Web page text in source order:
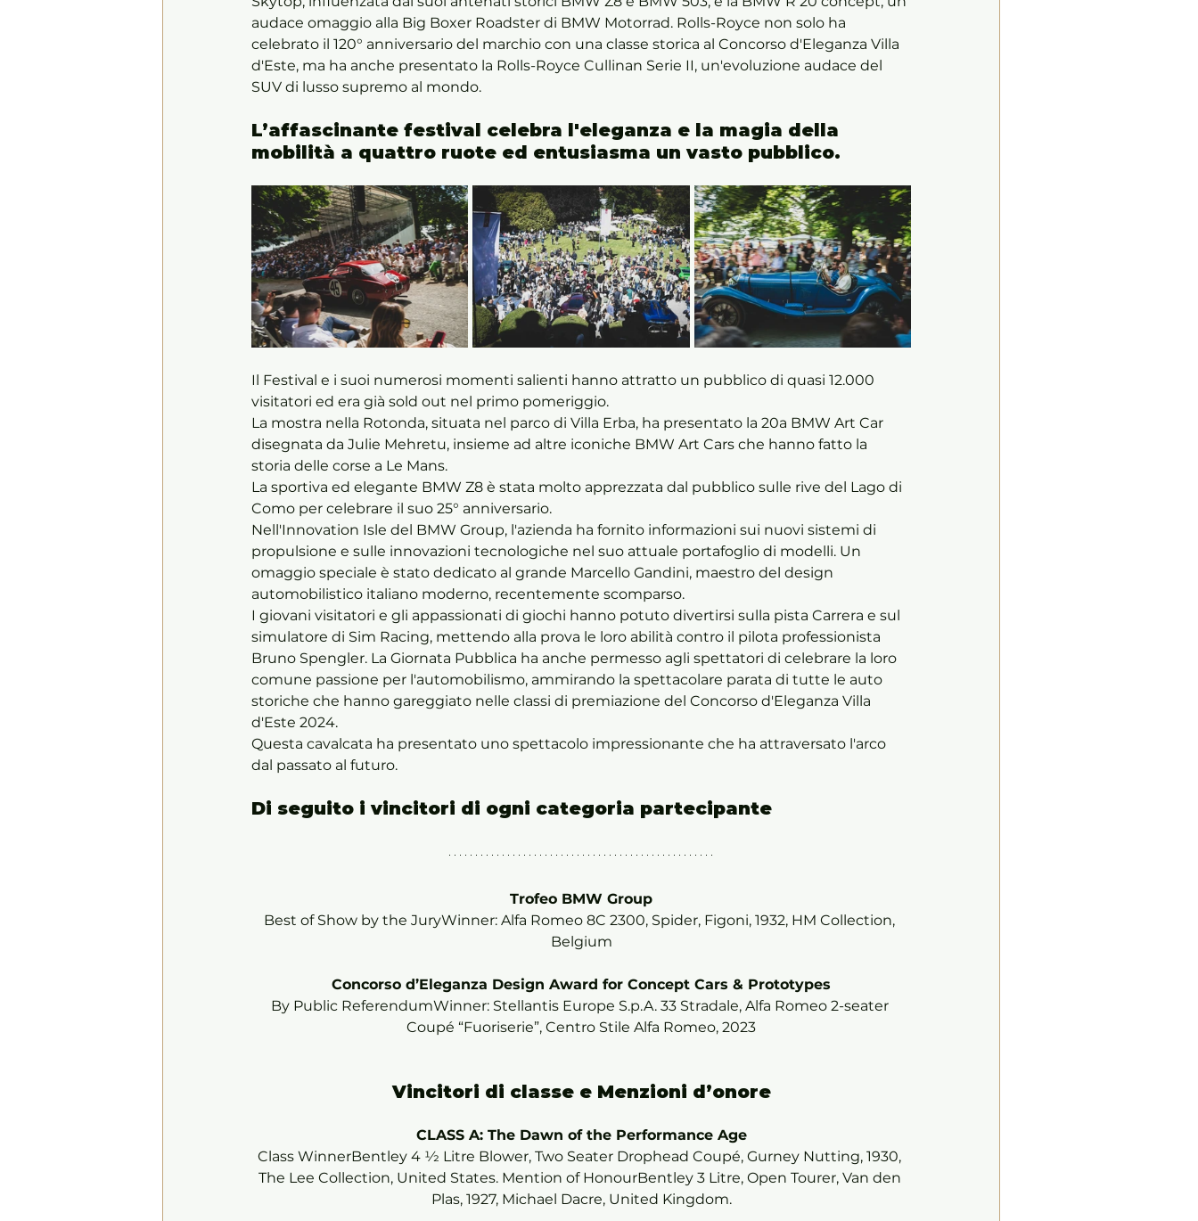
audace omaggio alla Big Boxer Roadster di BMW Motorrad. Rolls-Royce non solo ha
celebrato il 120° anniversario del marchio con una classe storica al Concorso d'Eleganza Villa
d'Este, ma ha anche presentato la Rolls-Royce Cullinan Serie II, un'evoluzione audace del
SUV di lusso supremo al mondo.
L’affascinante festival celebra l'eleganza e la magia della
mobilità a quattro ruote ed entusiasma un vasto pubblico.
Il Festival e i suoi numerosi momenti salienti hanno attratto un pubblico di quasi 12.000
visitatori ed era già sold out nel primo pomeriggio.
La mostra nella Rotonda, situata nel parco di Villa Erba, ha presentato la 20a BMW Art Car
disegnata da Julie Mehretu, insieme ad altre iconiche BMW Art Cars che hanno fatto la
storia delle corse a Le Mans.
La sportiva ed elegante BMW Z8 è stata molto apprezzata dal pubblico sulle rive del Lago di
Como per celebrare il suo 25° anniversario.
Nell'Innovation Isle del BMW Group, l'azienda ha fornito informazioni sui nuovi sistemi di
propulsione e sulle innovazioni tecnologiche nel suo attuale portafoglio di modelli. Un
omaggio speciale è stato dedicato al grande Marcello Gandini, maestro del design
automobilistico italiano moderno, recentemente scomparso.
I giovani visitatori e gli appassionati di giochi hanno potuto divertirsi sulla pista Carrera e sul
simulatore di Sim Racing, mettendo alla prova le loro abilità contro il pilota professionista
Bruno Spengler. La Giornata Pubblica ha anche permesso agli spettatori di celebrare la loro
comune passione per l'automobilismo, ammirando la spettacolare parata di tutte le auto
storiche che hanno gareggiato nelle classi di premiazione del Concorso d'Eleganza Villa
d'Este 2024.
Questa cavalcata ha presentato uno spettacolo impressionante che ha attraversato l'arco
dal passato al futuro.
Di seguito i vincitori di ogni categoria partecipante
Trofeo BMW Group
Best of Show by the JuryWinner: Alfa Romeo 8C 2300, Spider, Figoni, 1932, HM Collection,
Belgium
Concorso d’Eleganza Design Award for Concept Cars & Prototypes
By Public ReferendumWinner: Stellantis Europe S.p.A. 33 Stradale, Alfa Romeo 2-seater
Coupé “Fuoriserie”, Centro Stile Alfa Romeo, 2023
Vincitori di classe e Menzioni d’onore
CLASS A: The Dawn of the Performance Age
Class WinnerBentley 4 1⁄2 Litre Blower, Two Seater Drophead Coupé, Gurney Nutting, 1930,
The Lee Collection, United States. Mention of HonourBentley 3 Litre, Open Tourer, Van den
Plas, 1927, Michael Dacre, United Kingdom.